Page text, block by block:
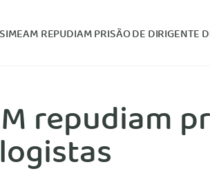
REPUDIAM PRISÃO DE DIRIGENTE DE
repudiam